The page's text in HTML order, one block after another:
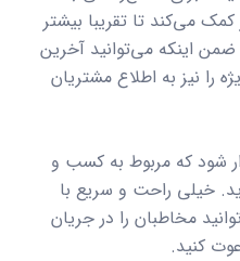
می‌کند تا تقریبا بیشتر
ضمن اینکه می‌توانید آخرین
را نیز به اطلاع مشتریان
شود که مربوط به کسب و
خیلی راحت و سریع با
مخاطبان را در جریان
کنید.